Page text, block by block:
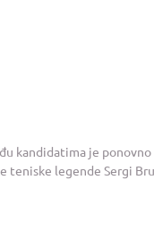
kandidatima je ponovno
teniske legende Sergi